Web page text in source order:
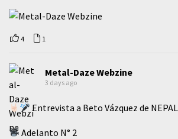
4 1
Metal-Daze Webzine
3 days ago
Entrevista a Beto Vázquez de NEPAL
Adelanto N° 2